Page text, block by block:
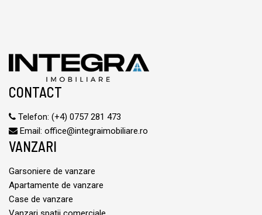
CONTACT
Telefon: (+4) 0757 281 473
Email: office@integraimobiliare.ro
VANZARI
Garsoniere de vanzare
Apartamente de vanzare
Case de vanzare